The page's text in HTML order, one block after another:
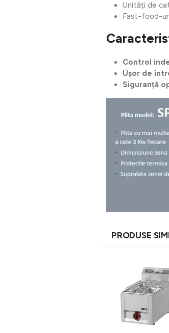
Unități de
Fast-food-
Control
Ușor de
Siguranță
PRODUSE